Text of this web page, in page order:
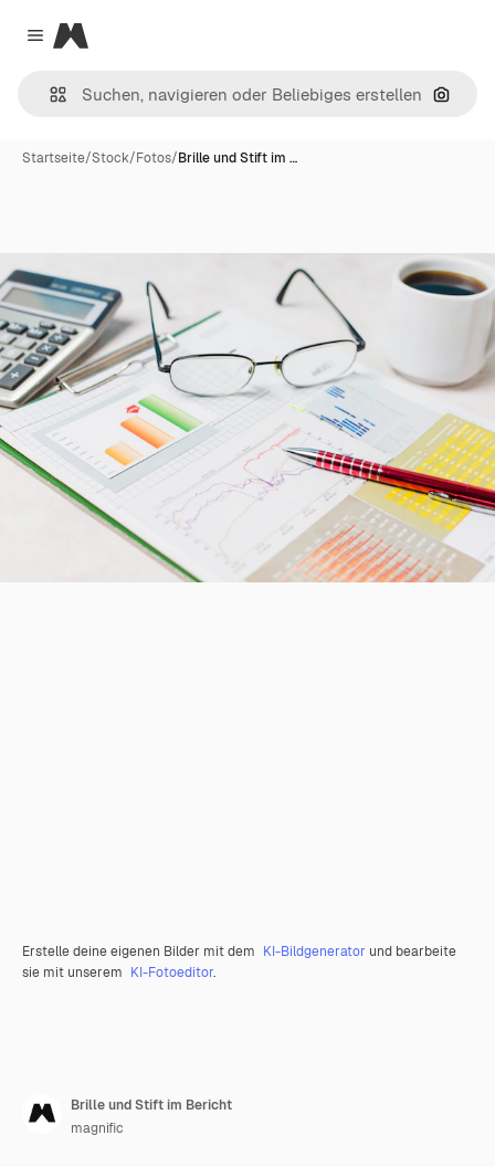
Close menu
Magnific
Nach
Startseite/Stock/Fotos/Brille und Stift im …
Erstelle deine eigenen Bilder mit dem KI-Bildgenerator und bearbeite
sie mit unserem KI-Fotoeditor.
Brille und Stift im Bericht
magnific